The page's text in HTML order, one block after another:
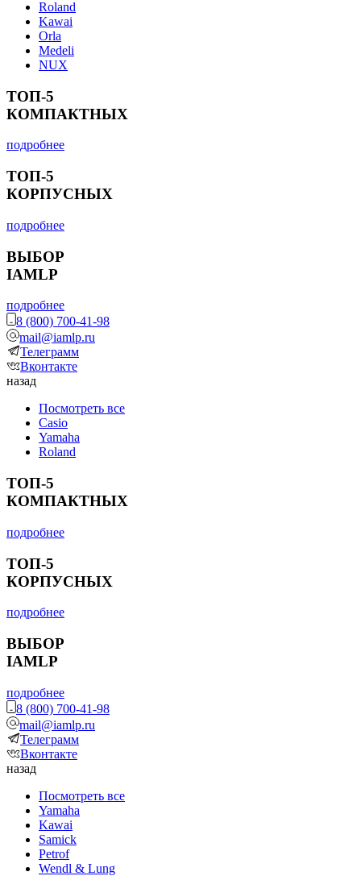
Roland
Kawai
Orla
Medeli
NUX
ТОП-5
КОМПАКТНЫХ
подробнее
ТОП-5
КОРПУСНЫХ
подробнее
ВЫБОР
IAMLP
подробнее
8 (800) 700-41-98
mail@iamlp.ru
Телеграмм
Вконтакте
назад
Посмотреть все
Casio
Yamaha
Roland
ТОП-5
КОМПАКТНЫХ
подробнее
ТОП-5
КОРПУСНЫХ
подробнее
ВЫБОР
IAMLP
подробнее
8 (800) 700-41-98
mail@iamlp.ru
Телеграмм
Вконтакте
назад
Посмотреть все
Yamaha
Kawai
Samick
Petrof
Wendl & Lung